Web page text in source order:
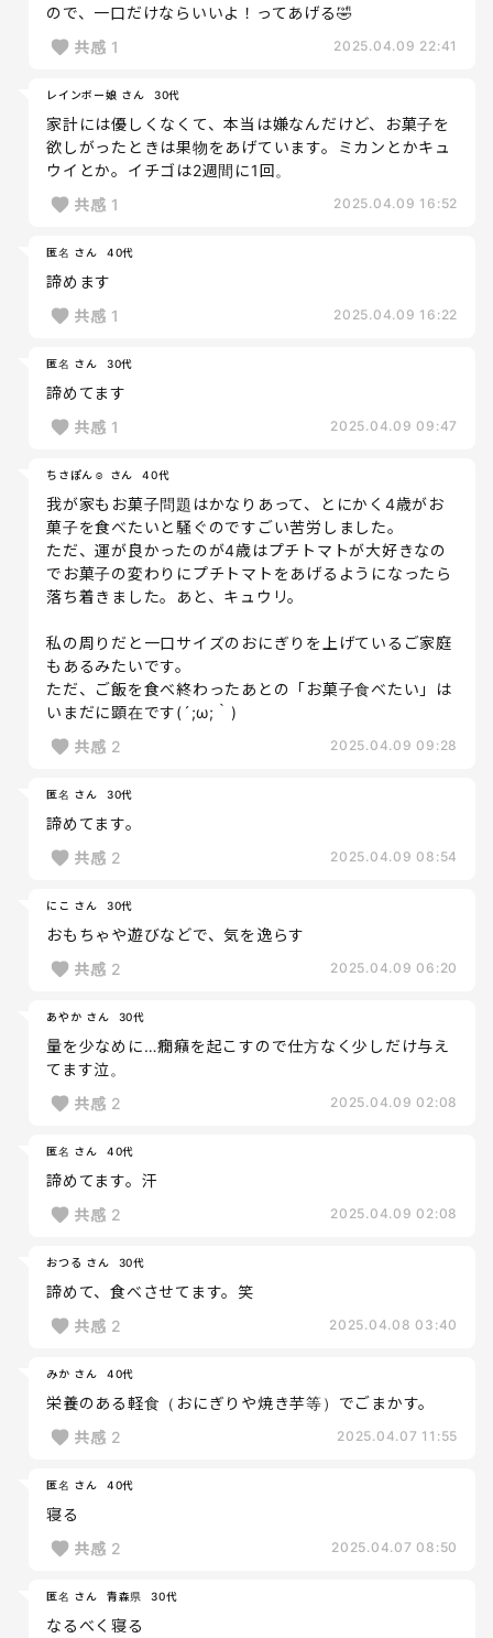
ので、一口だけならいいよ！ってあげる🤣
共感 1 2025.04.09 22:41
レインボー娘 さん 30代
家計には優しくなくて、本当は嫌なんだけど、お菓子を
欲しがったときは果物をあげています。ミカンとかキュ
ウイとか。イチゴは2週間に1回。
共感 1 2025.04.09 16:52
匿名 さん 40代
諦めます
共感 1 2025.04.09 16:22
匿名 さん 30代
諦めてます
共感 1 2025.04.09 09:47
ちさぽん☺︎ さん 40代
我が家もお菓子問題はかなりあって、とにかく4歳がお
菓子を食べたいと騒ぐのですごい苦労しました。
ただ、運が良かったのが4歳はプチトマトが大好きなの
でお菓子の変わりにプチトマトをあげるようになったら
落ち着きました。あと、キュウリ。
私の周りだと一口サイズのおにぎりを上げているご家庭
もあるみたいです。
ただ、ご飯を食べ終わったあとの「お菓子食べたい」は
いまだに顕在です(´;ω;｀)
共感 2 2025.04.09 09:28
匿名 さん 30代
諦めてます。
共感 2 2025.04.09 08:54
にこ さん 30代
おもちゃや遊びなどで、気を逸らす
共感 2 2025.04.09 06:20
あやか さん 30代
量を少なめに…癇癪を起こすので仕方なく少しだけ与え
てます泣。
共感 2 2025.04.09 02:08
匿名 さん 40代
諦めてます。汗
共感 2 2025.04.09 02:08
おつる さん 30代
諦めて、食べさせてます。笑
共感 2 2025.04.08 03:40
みか さん 40代
栄養のある軽食（おにぎりや焼き芋等）でごまかす。
共感 2 2025.04.07 11:55
匿名 さん 40代
寝る
共感 2 2025.04.07 08:50
匿名 さん 青森県 30代
なるべく寝る